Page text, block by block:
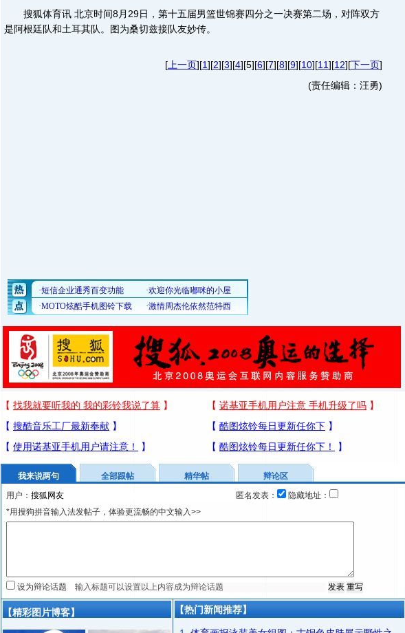
搜狐体育讯 北京时间8月29日，第十五届男篮世锦赛四分之一决赛第二场，对阵双方
是阿根廷队和土耳其队。图为桑切兹接队友妙传。
[ 上一页][1][2][3][4][5][6][7][8][9][10][11][12][下一页]
(责任编辑：汪勇)
我来说两句 全部跟帖 精华帖
辩论区
用户：
匿名发表：
隐藏地址：
*用搜狗拼音输入法发帖子，体验更流畅的中文输入>>
设为辩论话题
【精彩图片博客】 【热门新闻推荐】